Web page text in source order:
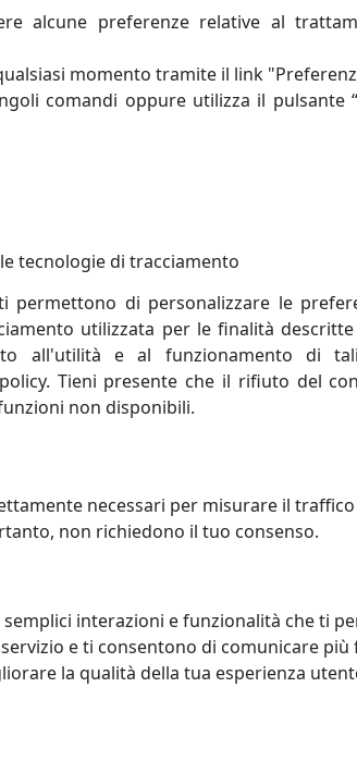
Design creativo e trasversale,
ITALY, Semplicità nel trasporto e
IN METALLO CT05120-04 GRAFITE
MemeDesign
alcune preferenze relative al
momento tramite il link
comandi oppure utilizza il pulsante
tecnologie di tracciamento
permettono di personalizzare le
utilizzata per le finalità
all'utilità e al funzionamento di
Tieni presente che il rifiuto del
non disponibili.
necessari per misurare il
non richiedono il tuo consenso.
interazioni e funzionalità che ti
e ti consentono di comunicare più
la qualità della tua esperienza